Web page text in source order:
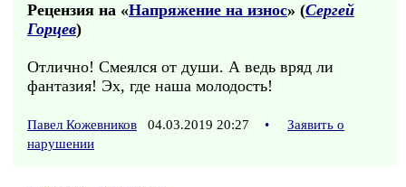
Рецензия на «Напряжение на износ» (Сергей
Горцев)
Отлично! Смеялся от души. А ведь вряд ли
фантазия! Эх, где наша молодость!
Павел Кожевников 04.03.2019 20:27 •
Заявить о
нарушении